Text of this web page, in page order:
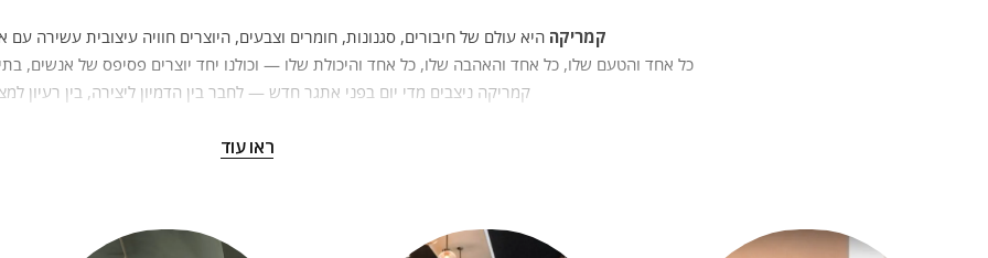
קמריקה היא עולם של חיבורים, סגנונות, חומרים וצבעים, היוצרים חוויה עיצובית עשירה עם
כל אחד והטעם שלו, כל אחד והאהבה שלו, כל אחד והיכולת שלו — וכולנו יחד יוצרים פסיפס של אנשים,
קמריקה ניצבים מדי יום בפני אתגר חדש — לחבר בין הדמיון ליצירה, בין רעיון
על בסיס שבועי ומעניק ללקוחות ולמעצבים חוויה מעצימה, מרגשת ויצירתית.
לאדריכלים ולבונים בכל רחבי הארץ.
ראו עוד